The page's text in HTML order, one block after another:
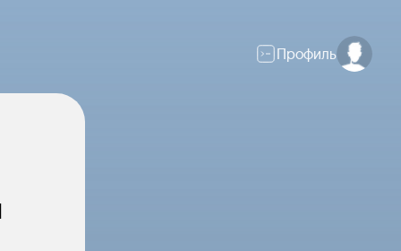
Профиль